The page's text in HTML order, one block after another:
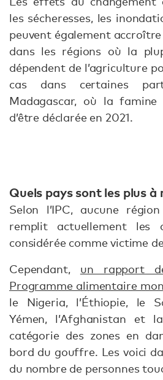
les sécheresses, les
peuvent également
dans les régions où la
dépendent de l’agriculture
cas dans certaines
Madagascar, où la
d’être déclarée en 2021.
Quels pays sont les plus à
Selon l’IPC, aucune
remplit actuellement les
considérée comme victime
Cependant, un rapport
Programme alimentaire
le Nigeria, l’Éthiopie, le
Yémen, l’Afghanistan et
catégorie des zones en
bord du gouffre. Les voici
du nombre de personnes